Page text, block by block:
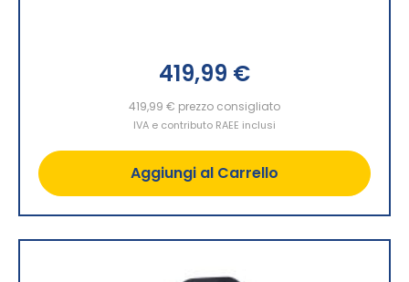
419,99 €
419,99 € prezzo consigliato
IVA e contributo RAEE inclusi
Aggiungi al Carrello